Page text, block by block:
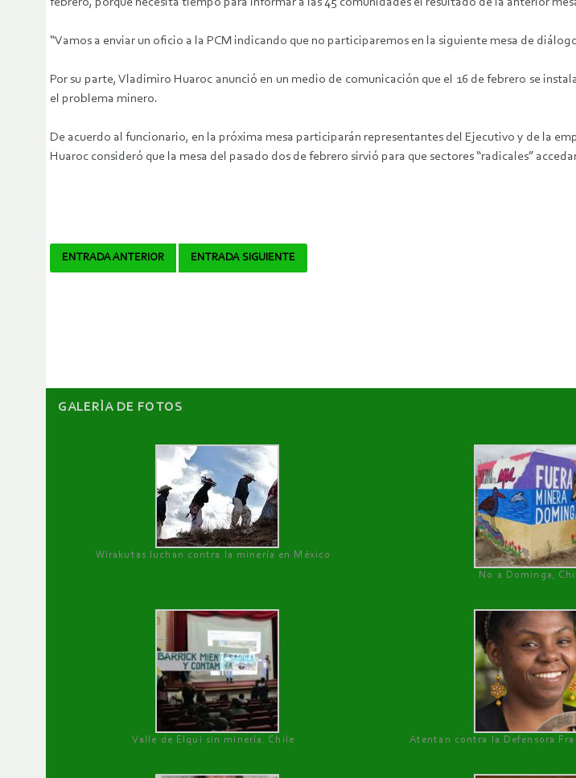
“Vamos a enviar un oficio a la PCM indicando que no participaremos en la siguiente mesa de
Por su parte, Vladimiro Huaroc anunció en un medio de comunicación que el 16 de febrero se
el problema minero.
De acuerdo al funcionario, en la próxima mesa participarán representantes del Ejecutivo y de la
Huaroc consideró que la mesa del pasado dos de febrero sirvió para que sectores “radicales”
Navegador
ENTRADA ANTERIOR ENTRADA SIGUIENTE
GALERÌA DE FOTOS
Wirakutas luchan contra la minería en México
No a Dominga,
Valle de Elqui sin minería. Chile Atentan contra la Defensora